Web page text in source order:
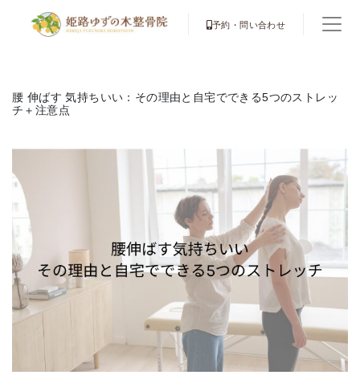
予約・問い合わせ
腰 伸ばす 気持ちいい：その理由と自宅でできる5つのストレッ
チ＋注意点